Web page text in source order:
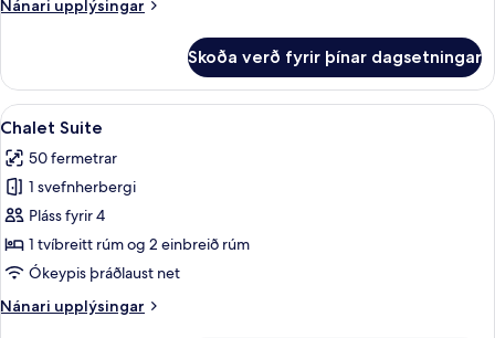
Nánari upplýsingar
Suite
Skoða verð fyrir þínar dagsetningar
Skoða
allar
myndir
fyrir
Chalet
Suite
Chalet Suite | Rúmföt úr egypskri
11
Chalet Suite
50 fermetrar
1 svefnherbergi
Pláss fyrir 4
1 tvíbreitt rúm og 2 einbreið rúm
Ókeypis þráðlaust net
Nánari upplýsingar
Nánari